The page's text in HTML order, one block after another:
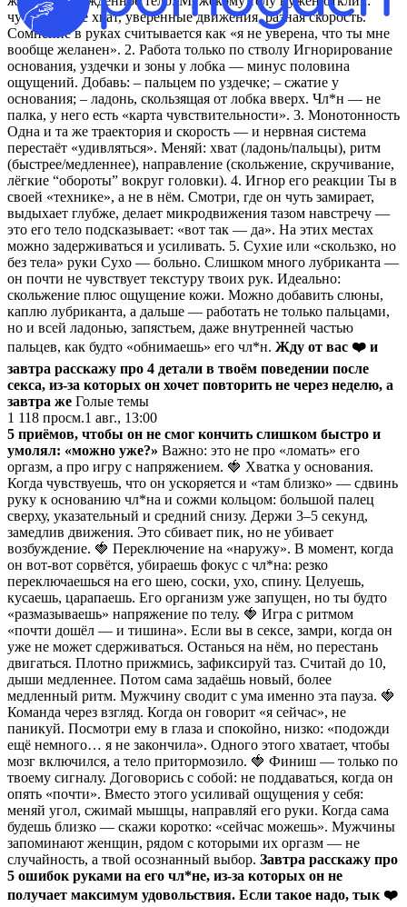
чуть плотнее хват, уверенные движения, разная скорость.
Сомнение в руках считывается как «я не уверена, что ты мне
вообще желанен». 2. Работа только по стволу Игнорирование
основания, уздечки и зоны у лобка — минус половина
ощущений. Добавь: – пальцем по уздечке; – сжатие у
основания; – ладонь, скользящая от лобка вверх. Чл*н — не
палка, у него есть «карта чувствительности». 3. Монотонность
Одна и та же траектория и скорость — и нервная система
перестаёт «удивляться». Меняй: хват (ладонь/пальцы), ритм
(быстрее/медленнее), направление (скольжение, скручивание,
лёгкие “обороты” вокруг головки). 4. Игнор его реакции Ты в
своей «технике», а не в нём. Смотри, где он чуть замирает,
выдыхает глубже, делает микродвижения тазом навстречу —
это его тело подсказывает: «вот так — да». На этих местах
можно задерживаться и усиливать. 5. Сухие или «скользко, но
без тела» руки Сухо — больно. Слишком много лубриканта —
он почти не чувствует текстуру твоих рук. Идеально:
скольжение плюс ощущение кожи. Можно добавить слюны,
каплю лубриканта, а дальше — работать не только пальцами,
но и всей ладонью, запястьем, даже внутренней частью
пальцев, как будто «обнимаешь» его чл*н. Жду от вас ❤️ и
завтра расскажу про 4 детали в твоём поведении после
секса, из-за которых он хочет повторить не через неделю, а
завтра же Голые темы
1 118 просм.1 авг., 13:00
5 приёмов, чтобы он не смог кончить слишком быстро и
умолял: «можно уже?» Важно: это не про «ломать» его
оргазм, а про игру с напряжением. 🍓 Хватка у основания.
Когда чувствуешь, что он ускоряется и «там близко» — сдвинь
руку к основанию чл*на и сожми кольцом: большой палец
сверху, указательный и средний снизу. Держи 3–5 секунд,
замедлив движения. Это сбивает пик, но не убивает
возбуждение. 🍓 Переключение на «наружу». В момент, когда
он вот-вот сорвётся, убираешь фокус с чл*на: резко
переключаешься на его шею, соски, ухо, спину. Целуешь,
кусаешь, царапаешь. Его организм уже запущен, но ты будто
«размазываешь» напряжение по телу. 🍓 Игра с ритмом
«почти дошёл — и тишина». Если вы в сексе, замри, когда он
уже не может сдерживаться. Останься на нём, но перестань
двигаться. Плотно прижмись, зафиксируй таз. Считай до 10,
дыши медленнее. Потом сама задаёшь новый, более
медленный ритм. Мужчину сводит с ума именно эта пауза. 🍓
Команда через взгляд. Когда он говорит «я сейчас», не
паникуй. Посмотри ему в глаза и спокойно, низко: «подожди
ещё немного… я не закончила». Одного этого хватает, чтобы
мозг включился, а тело притормозило. 🍓 Финиш — только по
твоему сигналу. Договорись с собой: не поддаваться, когда он
опять «почти». Вместо этого усиливай ощущения у себя:
меняй угол, сжимай мышцы, направляй его руки. Когда сама
будешь близко — скажи коротко: «сейчас можешь». Мужчины
запоминают женщин, рядом с которыми их оргазм — не
случайность, а твой осознанный выбор. Завтра расскажу про
5 ошибок руками на его чл*не, из‑за которых он не
получает максимум удовольствия. Если такое надо, тык ❤️